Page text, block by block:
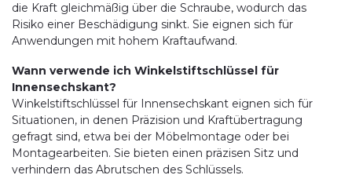
die Kraft gleichmäßig über die Schraube, wodurch das
Risiko einer Beschädigung sinkt. Sie eignen sich für
Anwendungen mit hohem Kraftaufwand.
Wann verwende ich Winkelstiftschlüssel für
Innensechskant?
Winkelstiftschlüssel für Innensechskant eignen sich für
Situationen, in denen Präzision und Kraftübertragung
gefragt sind, etwa bei der Möbelmontage oder bei
Montagearbeiten. Sie bieten einen präzisen Sitz und
verhindern das Abrutschen des Schlüssels.